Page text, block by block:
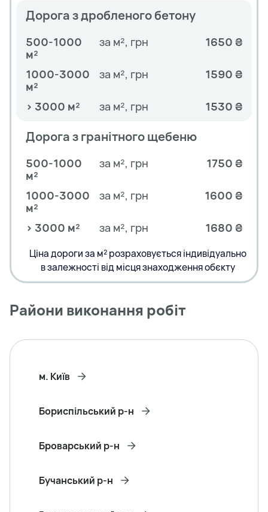
Дорога з дробленого бетону
500-1000
м²
за м², грн 1650 ₴
1000-3000
м²
за м², грн 1590 ₴
> 3000 м² за м², грн 1530 ₴
Дорога з гранітного щебеню
500-1000
м²
за м², грн 1750 ₴
1000-3000
м²
за м², грн 1600 ₴
> 3000 м² за м², грн 1680 ₴
Ціна дороги за м² розраховується індивідуально
в залежності від місця знаходження обєкту
Райони виконання робіт
м. Київ
Бориспільський р-н
Броварський р-н
Бучанський р-н